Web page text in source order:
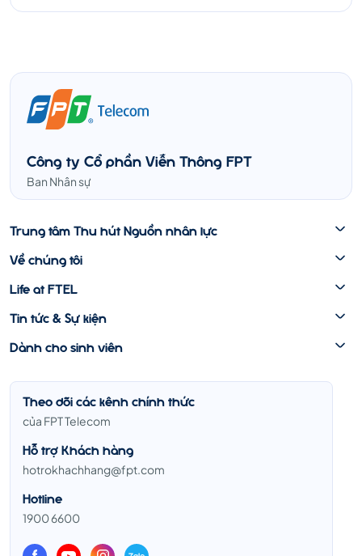
Công ty Cổ phần Viễn Thông FPT
Ban Nhân sự
Trung tâm Thu hút Nguồn nhân lực
Về chúng tôi
Life at FTEL
Tin tức & Sự kiện
Dành cho sinh viên
Theo dõi các kênh chính thức
của FPT Telecom
Hỗ trợ Khách hàng
hotrokhachhang@fpt.com
Hotline
1900 6600